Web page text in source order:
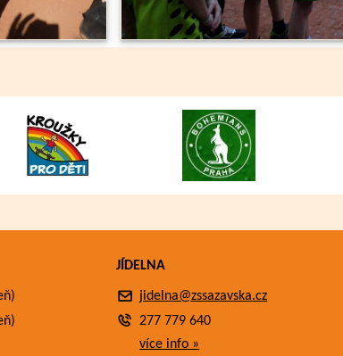
JÍDELNA
jidelna@zssazavska.cz
277 779 640
více info »